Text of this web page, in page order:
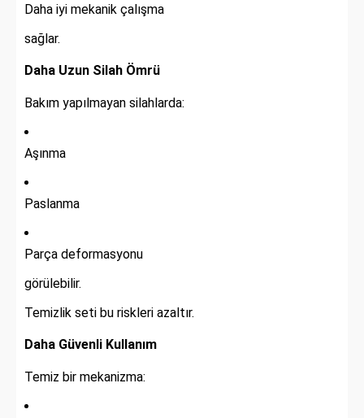
Daha iyi mekanik çalışma
sağlar.
Daha Uzun Silah Ömrü
Bakım yapılmayan silahlarda:
Aşınma
Paslanma
Parça deformasyonu
görülebilir.
Temizlik seti bu riskleri azaltır.
Daha Güvenli Kullanım
Temiz bir mekanizma: